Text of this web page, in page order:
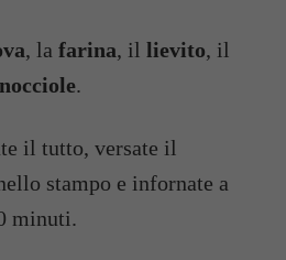
, la farina, il lievito, il
nocciole.
il tutto, versate il
stampo e infornate a
minuti.